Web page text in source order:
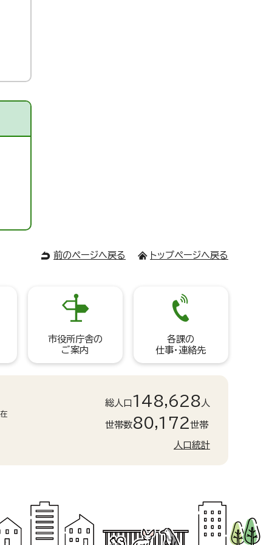
前のページへ戻る トップページへ戻る
市役所庁舎の
ご案内
各課の
仕事・連絡先
総人口 148,628 人
世帯数80,172世帯
人口統計